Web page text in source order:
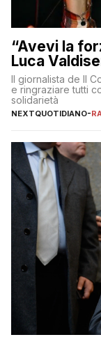
“Avevi la
Luca
Il giornalista de Il
e ringraziare tutti
solidarietà
NEXTQUOTIDIANO-